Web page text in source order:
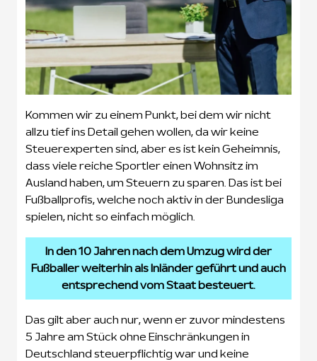
Kommen wir zu einem Punkt, bei dem wir nicht
allzu tief ins Detail gehen wollen, da wir keine
Steuerexperten sind, aber es ist kein Geheimnis,
dass viele reiche Sportler einen Wohnsitz im
Ausland haben, um Steuern zu sparen. Das ist bei
Fußballprofis, welche noch aktiv in der Bundesliga
spielen, nicht so einfach möglich.
In den 10 Jahren nach dem Umzug wird der
Fußballer weiterhin als Inländer geführt und auch
entsprechend vom Staat besteuert.
Das gilt aber auch nur, wenn er zuvor mindestens
5 Jahre am Stück ohne Einschränkungen in
Deutschland steuerpflichtig war und keine